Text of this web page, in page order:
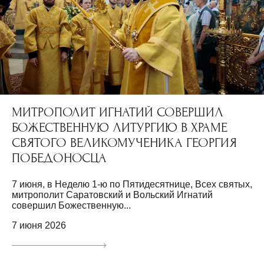
МИТРОПОЛИТ ИГНАТИЙ СОВЕРШИЛ
БОЖЕСТВЕННУЮ ЛИТУРГИЮ В ХРАМЕ
СВЯТОГО ВЕЛИКОМУЧЕНИКА ГЕОРГИЯ
ПОБЕДОНОСЦА
7 июня, в Неделю 1-ю по Пятидесятнице, Всех святых,
митрополит Саратовский и Вольский Игнатий
совершил Божественную...
7 июня 2026